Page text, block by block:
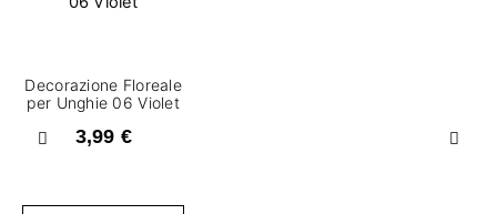
Precedente
Decorazione Floreale
per Unghie 06 Violet
3,99 €